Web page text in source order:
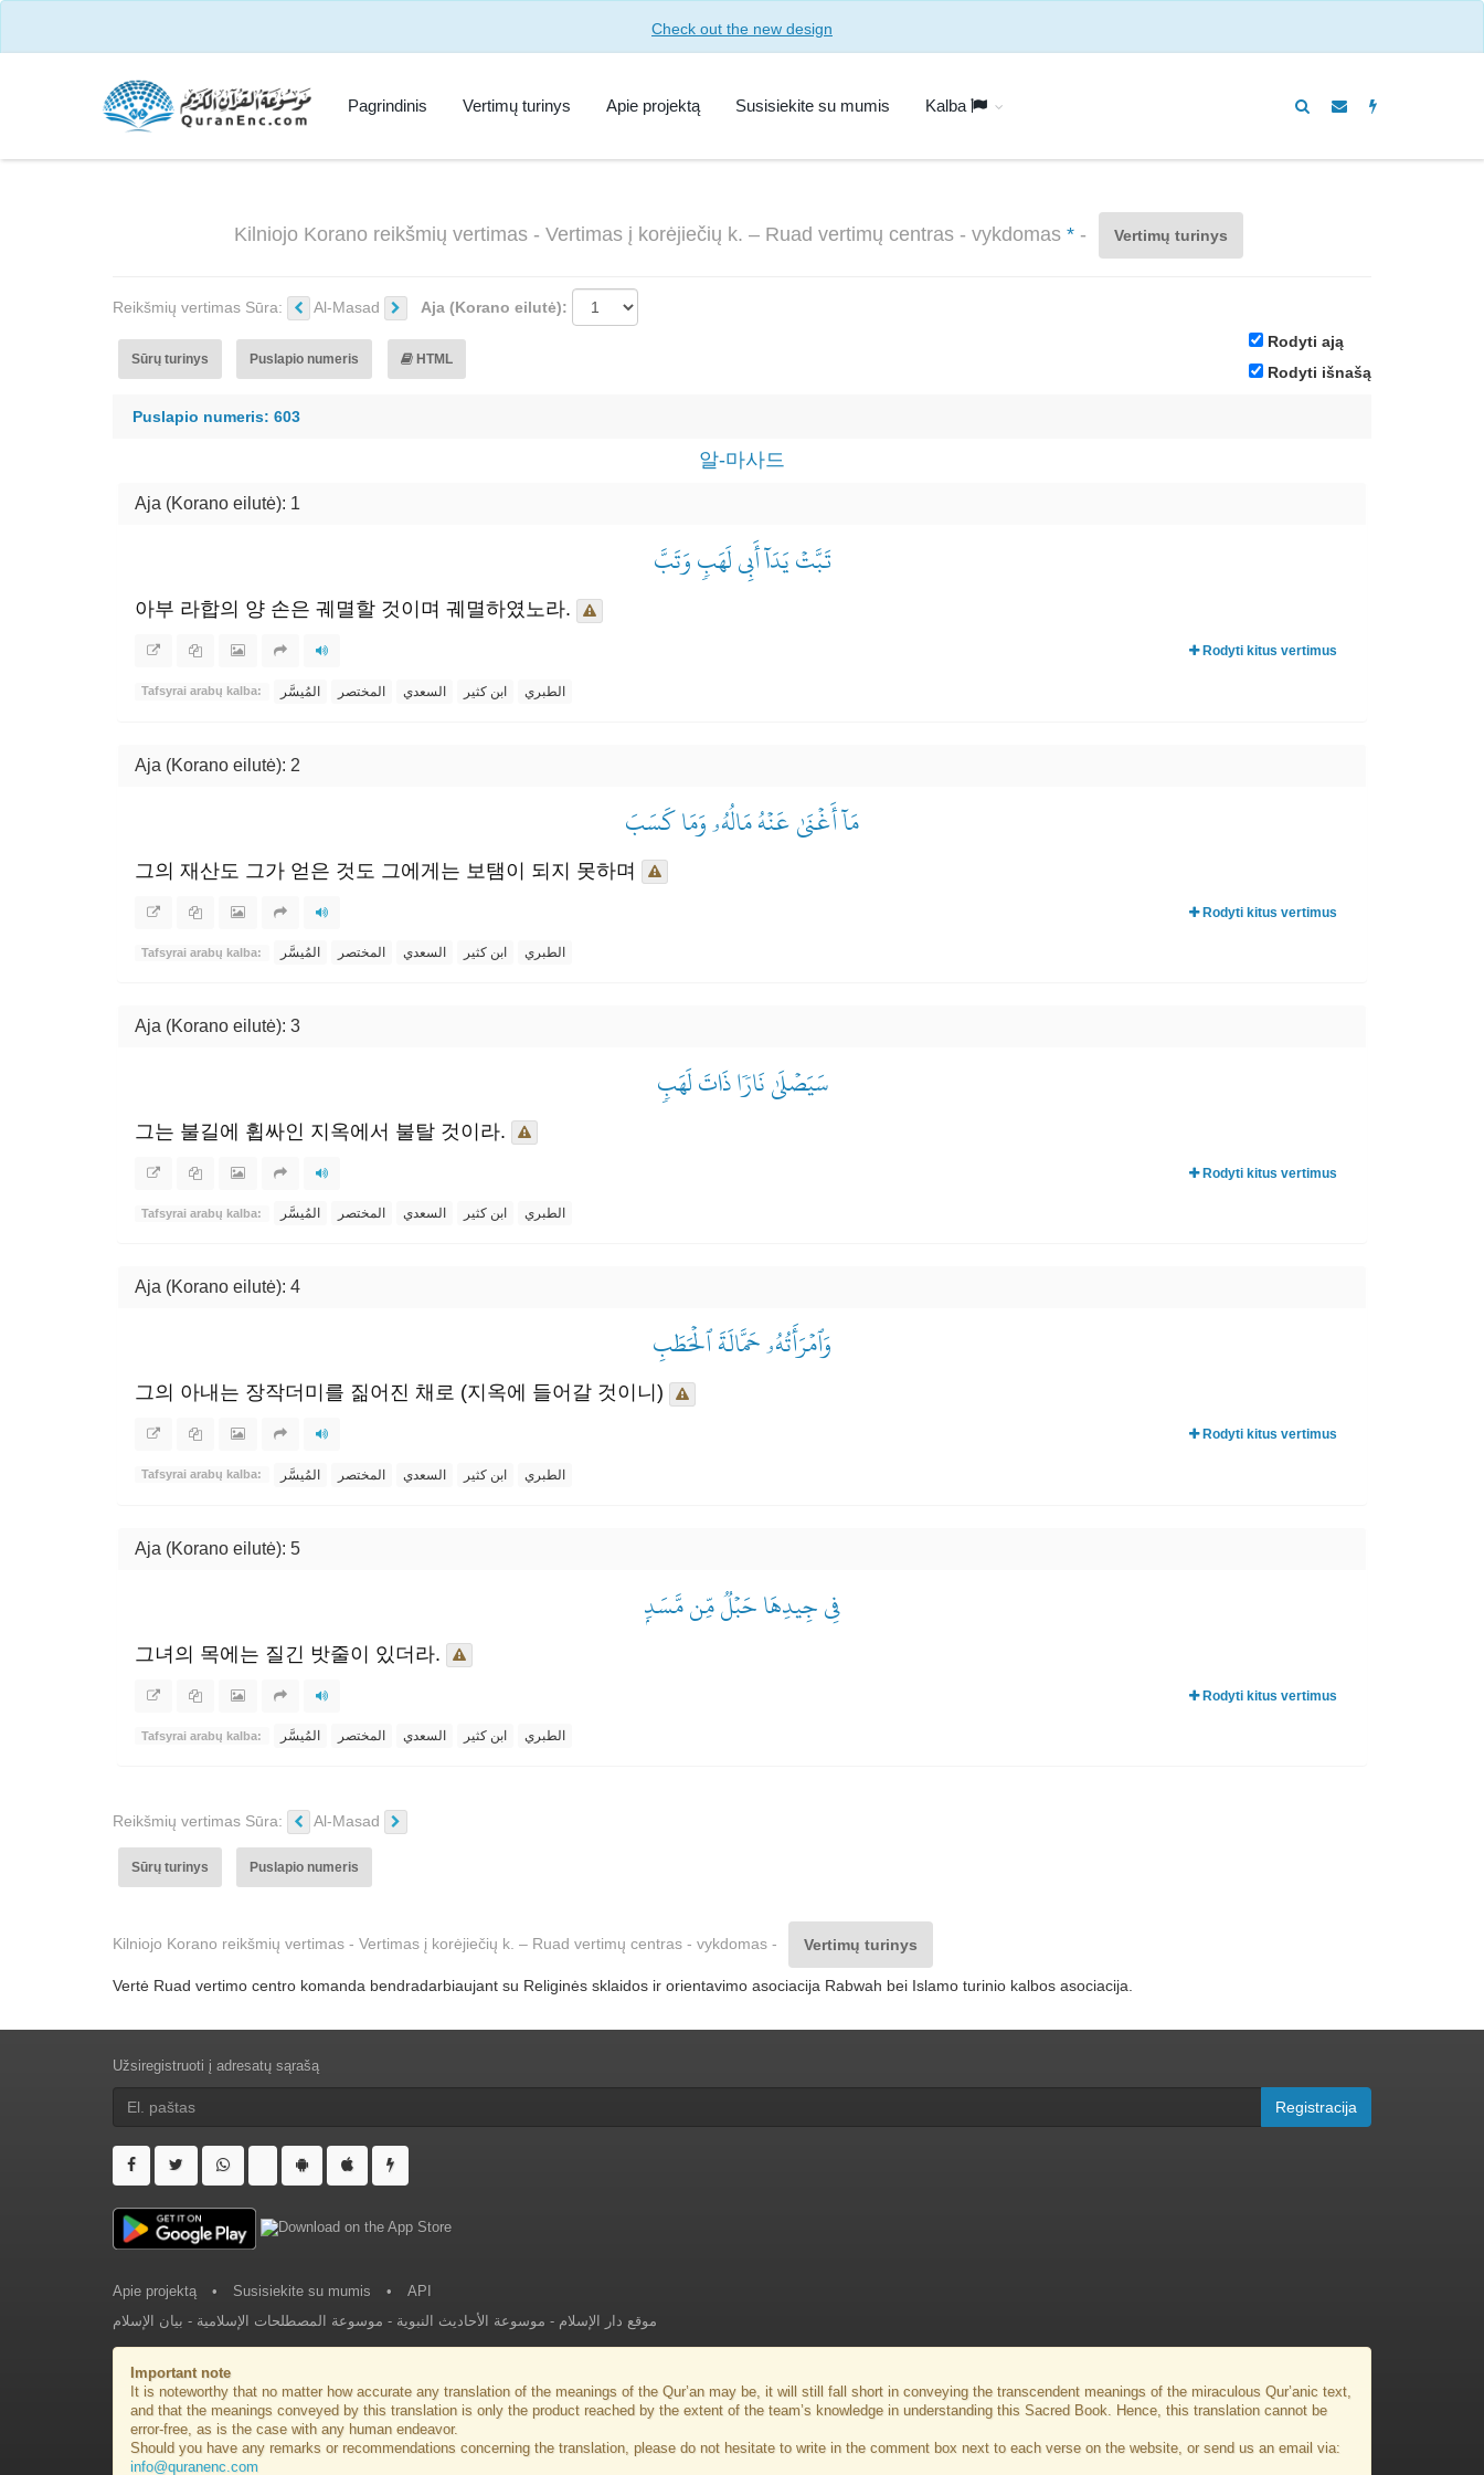
Check out the new design
Pagrindinis Vertimų turinys Apie projektą Susisiekite su mumis Kalba
Kilniojo Korano reikšmių vertimas - Vertimas į korėjiečių k. – Ruad vertimų centras - vykdomas* - Vertimų turinys
Reikšmių vertimas Sūra: Al-Masad Aja (Korano eilutė):
Sūrų turinys Puslapio numeris HTML
Rodyti ają
Rodyti išnašą
Puslapio numeris: 603
알-마사드
Aja (Korano eilutė): 1
تَبَّتۡ يَدَآ أَبِي لَهَبٖ وَتَبَّ
아부 라합의 양 손은 궤멸할 것이며 궤멸하였노라.
Rodyti kitus vertimus
Tafsyrai arabų kalba: المُيسَّر المختصر السعدي ابن كثير الطبري
Aja (Korano eilutė): 2
مَآ أَغۡنَىٰ عَنۡهُ مَالُهُۥ وَمَا كَسَبَ
그의 재산도 그가 얻은 것도 그에게는 보탬이 되지 못하며
Rodyti kitus vertimus
Tafsyrai arabų kalba: المُيسَّر المختصر السعدي ابن كثير الطبري
Aja (Korano eilutė): 3
سَيَصۡلَىٰ نَارٗا ذَاتَ لَهَبٖ
그는 불길에 휩싸인 지옥에서 불탈 것이라.
Rodyti kitus vertimus
Tafsyrai arabų kalba: المُيسَّر المختصر السعدي ابن كثير الطبري
Aja (Korano eilutė): 4
وَٱمۡرَأَتُهُۥ حَمَّالَةَ ٱلۡحَطَبِ
그의 아내는 장작더미를 짊어진 채로 (지옥에 들어갈 것이니)
Rodyti kitus vertimus
Tafsyrai arabų kalba: المُيسَّر المختصر السعدي ابن كثير الطبري
Aja (Korano eilutė): 5
فِي جِيدِهَا حَبۡلٞ مِّن مَّسَدِۭ
그녀의 목에는 질긴 밧줄이 있더라.
Rodyti kitus vertimus
Tafsyrai arabų kalba: المُيسَّر المختصر السعدي ابن كثير الطبري
Reikšmių vertimas Sūra: Al-Masad
Sūrų turinys Puslapio numeris
Kilniojo Korano reikšmių vertimas - Vertimas į korėjiečių k. – Ruad vertimų centras - vykdomas - Vertimų turinys
Vertė Ruad vertimo centro komanda bendradarbiaujant su Religinės sklaidos ir orientavimo asociacija Rabwah bei Islamo turinio kalbos asociacija.
Užsiregistruoti į adresatų sąrašą
Registracija
Apie projektą • Susisiekite su mumis •
API
موقع دار الإسلام - موسوعة الأحاديث النبوية - موسوعة المصطلحات الإسلامية - بيان الإسلام
Important note
It is noteworthy that no matter how accurate any translation of the meanings of the Qur’an may be, it will still fall short in conveying the transcendent meanings of the miraculous Qur’anic text,
and that the meanings conveyed by this translation is only the product reached by the extent of the team’s knowledge in understanding this Sacred Book. Hence, this translation cannot be
error-free, as is the case with any human endeavor.
Should you have any remarks or recommendations concerning the translation, please do not hesitate to write in the comment box next to each verse on the website, or send us an email via:
info@quranenc.com